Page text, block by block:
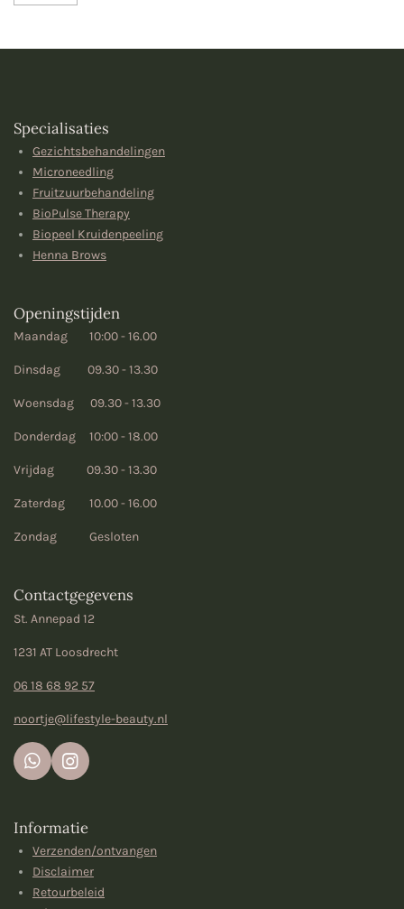
Specialisaties
Gezichtsbehandelingen
Microneedling
Fruitzuurbehandeling
BioPulse Therapy
Biopeel Kruidenpeeling
Henna Brows
Openingstijden
Maandag 10:00 - 16.00
Dinsdag 09.30 - 13.30
Woensdag 09.30 - 13.30
Donderdag 10:00 - 18.00
Vrijdag 09.30 - 13.30
Zaterdag 10.00 - 16.00
Zondag Gesloten
Contactgegevens
St. Annepad 12
1231 AT Loosdrecht
06 18 68 92 57
noortje@lifestyle-beauty.nl
W
h
t
s
A
p
p
I
n
t
a
g
r
a
Informatie
Verzenden/ontvangen
Disclaimer
Retourbeleid